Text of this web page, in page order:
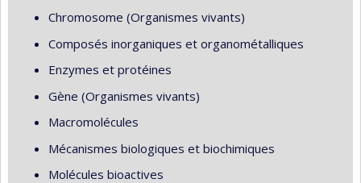
Chromosome (Organismes vivants)
Composés inorganiques et organométalliques
Enzymes et protéines
Gène (Organismes vivants)
Macromolécules
Mécanismes biologiques et biochimiques
Molécules bioactives